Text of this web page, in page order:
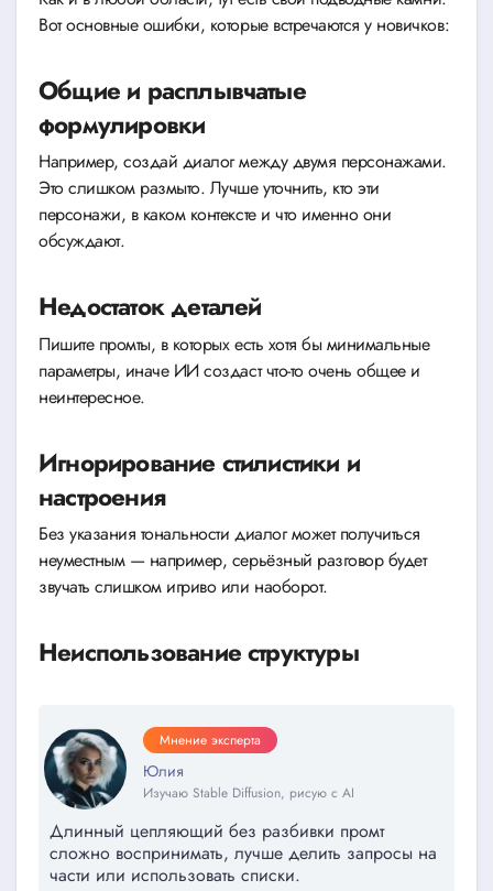
Вот основные ошибки, которые встречаются у новичков:
Общие и расплывчатые
формулировки
Например, создай диалог между двумя персонажами.
Это слишком размыто. Лучше уточнить, кто эти
персонажи, в каком контексте и что именно они
обсуждают.
Недостаток деталей
Пишите промты, в которых есть хотя бы минимальные
параметры, иначе ИИ создаст что-то очень общее и
неинтересное.
Игнорирование стилистики и
настроения
Без указания тональности диалог может получиться
неуместным — например, серьёзный разговор будет
звучать слишком игриво или наоборот.
Неиспользование структуры
Мнение эксперта
Юлия
Изучаю Stable Diffusion, рисую с AI
Длинный цепляющий без разбивки промт
сложно воспринимать, лучше делить запросы на
части или использовать списки.